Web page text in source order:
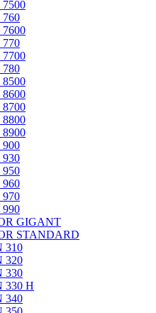
GIGANT
STANDARD
310
320
330
330 H
340